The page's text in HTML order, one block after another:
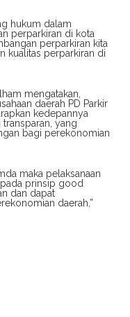
hukum dalam
perparkiran di kota
perparkiran kita
kualitas perparkiran di
mengatakan,
daerah PD Parkir
kedepannya
yang
bagi perekonomian
maka pelaksanaan
pada prinsip good
dan dapat
daerah,”